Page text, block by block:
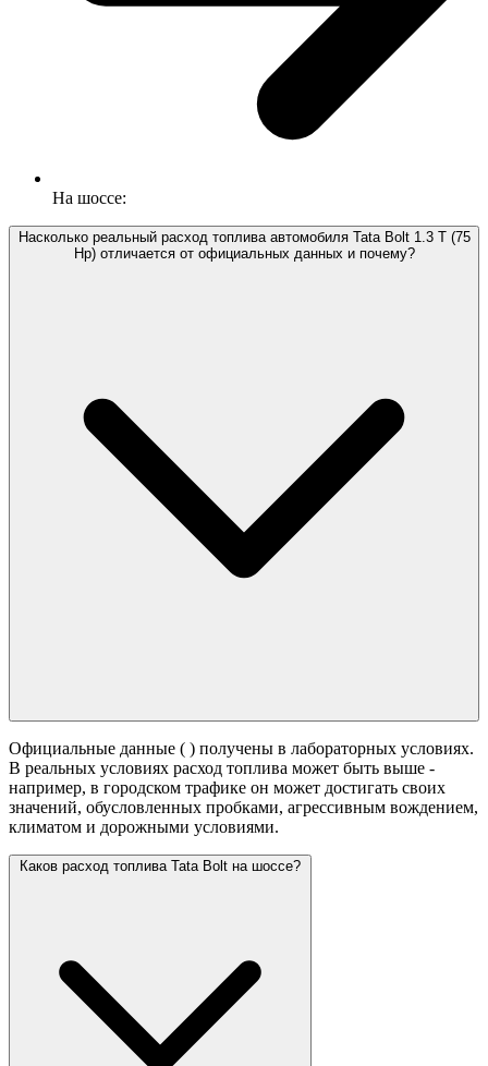
На шоссе:
Насколько реальный расход топлива автомобиля Tata Bolt 1.3 T (75
Hp) отличается от официальных данных и почему?
Официальные данные ( ) получены в лабораторных условиях.
В реальных условиях расход топлива может быть выше -
например, в городском трафике он может достигать своих
значений, обусловленных пробками, агрессивным вождением,
климатом и дорожными условиями.
Каков расход топлива Tata Bolt на шоссе?